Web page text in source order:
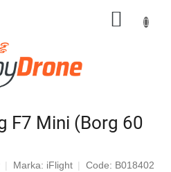
F7 Mini (Borg 60
Marka: iFlight Code: B018402